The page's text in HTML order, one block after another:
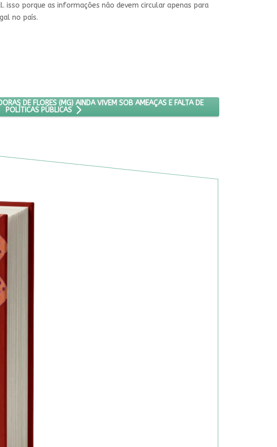
porque as informações não devem circular apenas para
no país.
ONU, APANHADORAS DE FLORES (MG) AINDA VIVEM SOB AMEAÇAS E FALTA DE
DE FLORES (MG) AINDA VIVEM SOB AMEAÇAS E FALTA DE
POLÍTICAS PÚBLICAS